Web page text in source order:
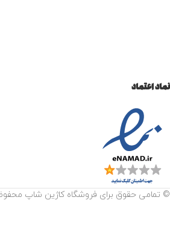
نماد اعتماد
© تمامی حقوق برای فروشگاه کاژین شاپ